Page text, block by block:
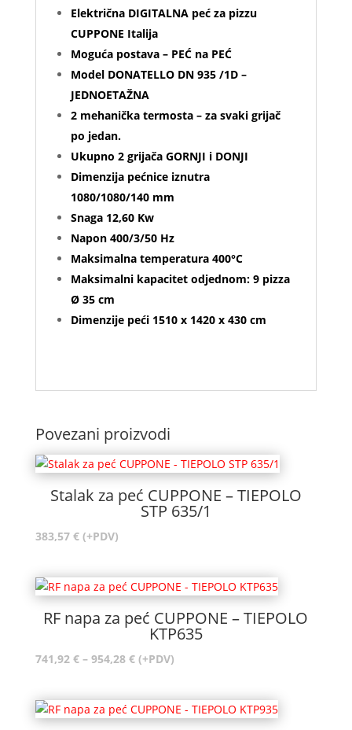
Električna DIGITALNA peć za pizzu
CUPPONE Italija
Moguća postava – PEĆ na PEĆ
Model DONATELLO DN 935 /1D –
JEDNOETAŽNA
2 mehanička termosta – za svaki grijač
po jedan.
Ukupno 2 grijača GORNJI i DONJI
Dimenzija pećnice iznutra
1080/1080/140 mm
Snaga 12,60 Kw
Napon 400/3/50 Hz
Maksimalna temperatura 400°C
Maksimalni kapacitet odjednom: 9 pizza
Ø 35 cm
Dimenzije peći 1510 x 1420 x 430 cm
Povezani proizvodi
Stalak za peć CUPPONE – TIEPOLO
STP 635/1
383,57 € (+PDV)
RF napa za peć CUPPONE – TIEPOLO
KTP635
741,92 € – 954,28 €Raspon
741,92 €
(+PDV)